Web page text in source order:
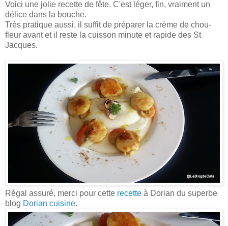
Voici une jolie recette de fête. C'est léger, fin, vraiment un
délice dans la bouche.
Très pratique aussi, il suffit de préparer la crème de chou-
fleur avant et il reste la cuisson minute et rapide des St
Jacques.
Régal assuré, merci pour cette recette à Dorian du superbe
blog Dorian cuisine.